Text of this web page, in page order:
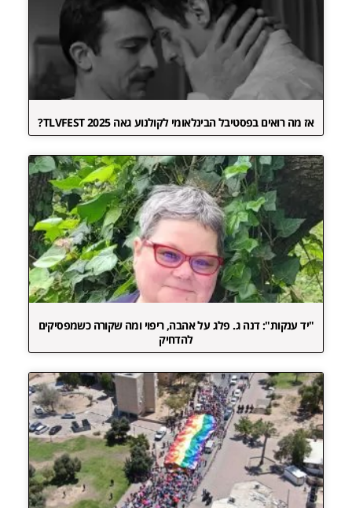
אז מה רואים בפסטיבל הבינלאומי לקולנוע גאה TLVFEST 2025?
"יד ענקות": דנה ג. פלג על אהבה, ריפוי ומה שקורה כשמפסיקים
להדחיק